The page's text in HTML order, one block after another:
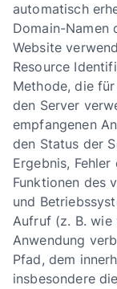
automatisch
Domain-Namen
Website
Resource
Methode, die
den Server
empfangenen
den Status der
Ergebnis,
Funktionen des
und
Aufruf (z. B.
Anwendung
Pfad, dem
insbesondere